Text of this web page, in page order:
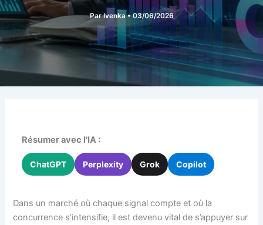
ParIvenka•03/06/2026
Résumer avec l'IA :
ChatGPT Perplexity Grok Copilot
Dans un marché où chaque signal compte et où la
concurrence s’intensifie, il est devenu vital de s’appuyer sur